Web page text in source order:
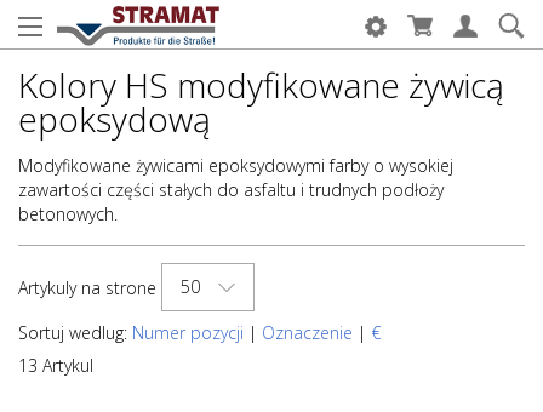
Kolory HS modyfikowane żywicą
epoksydową
Modyfikowane żywicami epoksydowymi farby o wysokiej
zawartości części stałych do asfaltu i trudnych podłoży
betonowych.
Artykuly na strone
50
Sortuj wedlug: Numer pozycji | Oznaczenie | €
13 Artykul